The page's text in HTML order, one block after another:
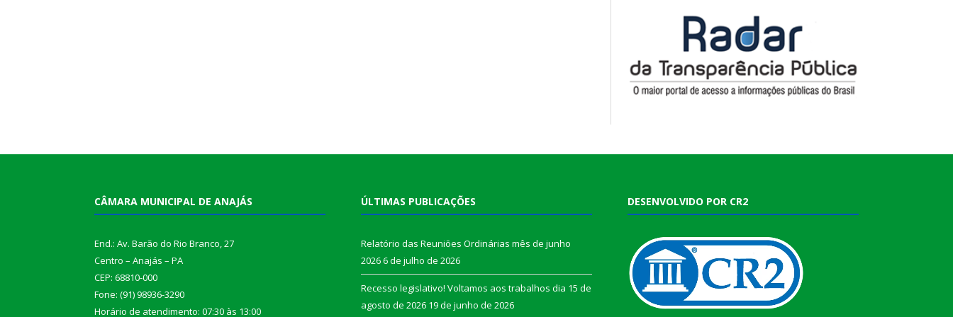
CÂMARA MUNICIPAL DE ANAJÁS
End.: Av. Barão do Rio Branco, 27
Centro – Anajás – PA
CEP: 68810-000
Fone: (91) 98936-3290
Horário de atendimento: 07:30 às 13:00
ÚLTIMAS PUBLICAÇÕES
Relatório das Reuniões Ordinárias mês de junho
20266 de julho de 2026
Recesso legislativo! Voltamos aos trabalhos dia 15 de
agosto de 2026 19 de junho de 2026
DESENVOLVIDO POR CR2